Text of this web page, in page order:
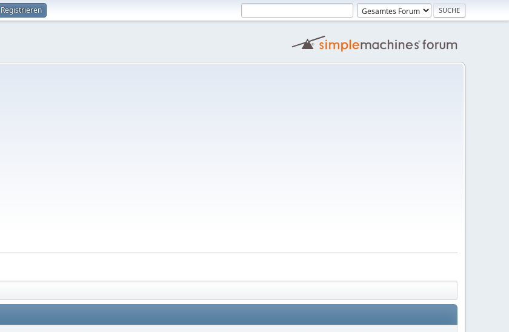
Registrieren